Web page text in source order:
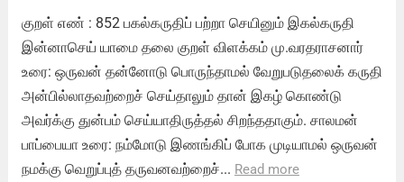
குறள் எண் : 852 பகல்கருதிப் பற்றா செயினும் இகல்கருதி
இன்னாசெய் யாமை தலை குறள் விளக்கம் மு.வரதராசனார்
உரை: ஒருவன் தன்னோடு பொருந்தாமல் வேறுபடுதலைக் கருதி
அன்பில்லாதவற்றைச் செய்தாலும் தான் இகழ் கொண்டு
அவர்க்கு துன்பம் செய்யாதிருத்தல் சிறந்ததாகும். சாலமன்
பாப்பையா உரை: நம்மோடு இணங்கிப் போக முடியாமல் ஒருவன்
நமக்கு வெறுப்புத் தருவனவற்றைச்... Read more